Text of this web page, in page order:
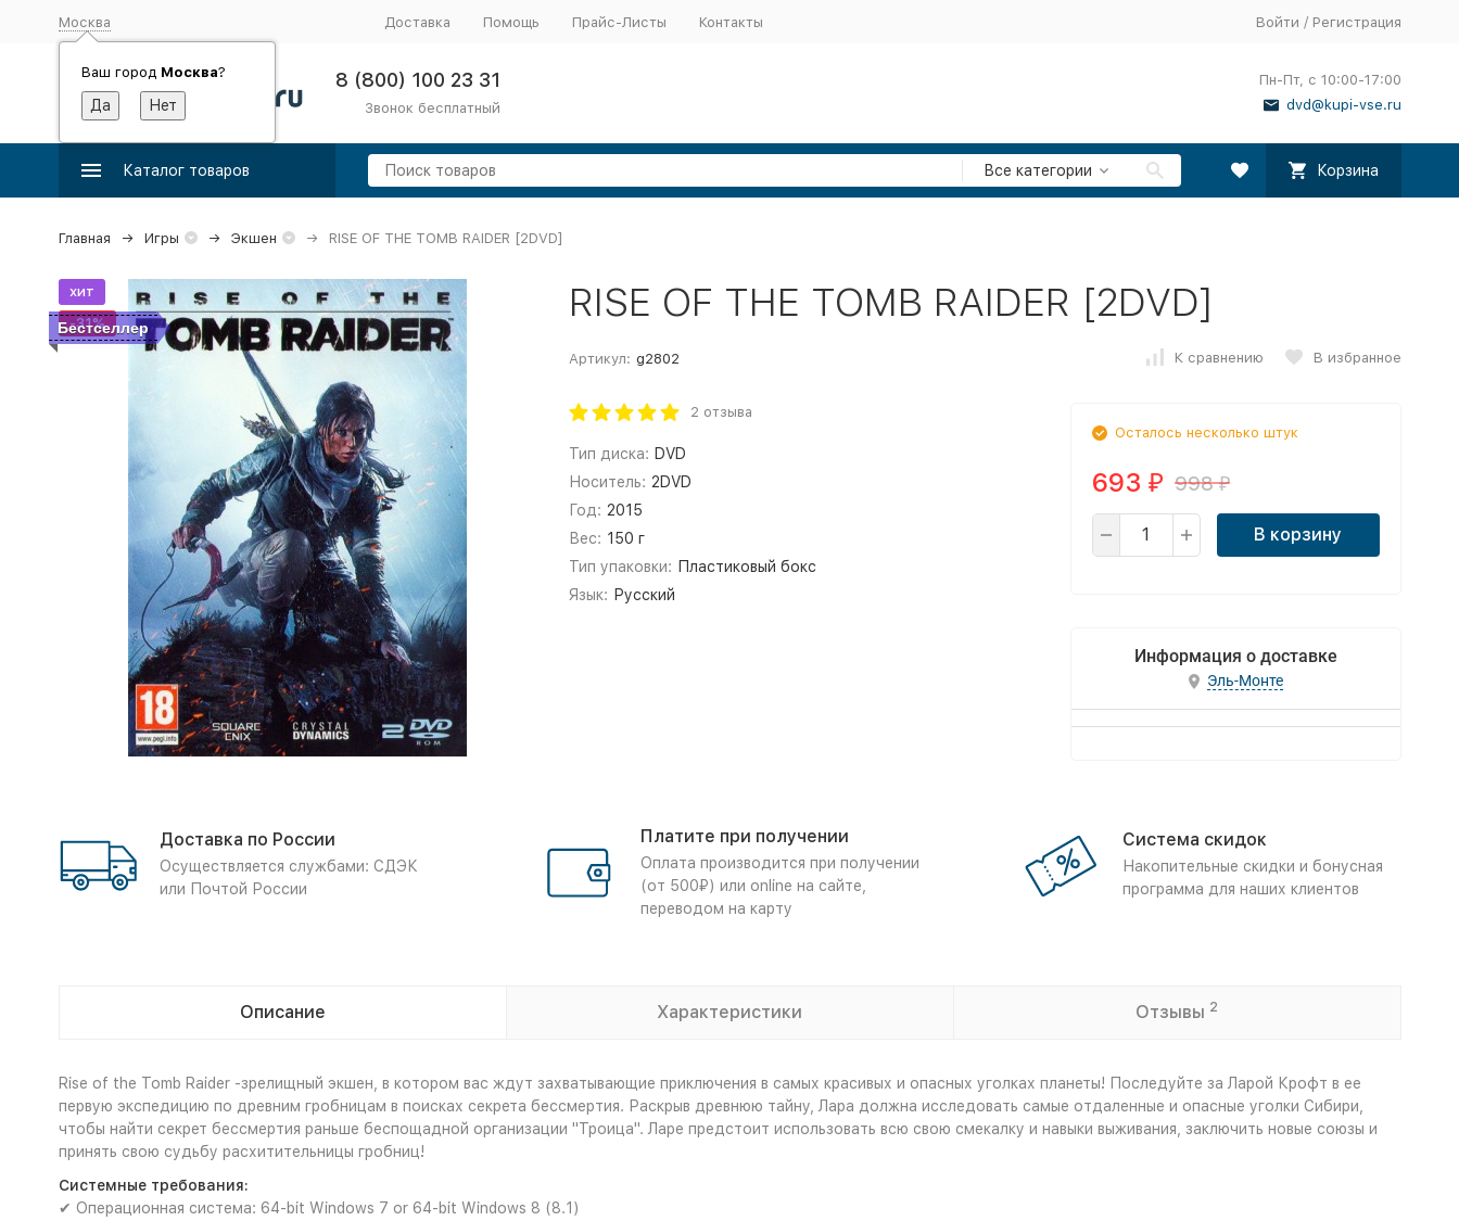
Москва
Ваш город Москва?
Доставка Помощь Прайс-Листы Контакты Войти / Регистрация
8 (800) 100 23 31
Звонок бесплатный
Пн-Пт, с 10:00-17:00
dvd@kupi-vse.ru
Каталог товаров Все категории Корзина
Главная Игры Экшен RISE OF THE TOMB RAIDER [2DVD]
хит
-31%
Бестселлер
RISE OF THE TOMB RAIDER [2DVD]
Артикул: g2802 К сравнению В избранное
2 отзыва
Тип диска: DVD
Носитель: 2DVD
Год: 2015
Вес: 150 г
Тип упаковки: Пластиковый бокс
Язык: Русский
Осталось несколько штук
693 ₽ 998₽
В корзину
Информация о доставке
Эль-Монте
Доставка по России
Осуществляется службами: СДЭК
или Почтой России
Платите при получении
Оплата производится при получении
(от 500₽) или online на сайте,
переводом на карту
Система скидок
Накопительные скидки и бонусная
программа для наших клиентов
Описание Характеристики Отзывы 2
Rise of the Tomb Raider -зрелищный экшен, в котором вас ждут захватывающие приключения в самых красивых и опасных уголках планеты! Последуйте за Ларой Крофт в ее
первую экспедицию по древним гробницам в поисках секрета бессмертия. Раскрыв древнюю тайну, Лара должна исследовать самые отдаленные и опасные уголки Сибири,
чтобы найти секрет бессмертия раньше беспощадной организации "Троица". Ларе предстоит использовать всю свою смекалку и навыки выживания, заключить новые союзы и
принять свою судьбу расхитительницы гробниц!
Системные требования:
✔ Операционная система: 64-bit Windows 7 or 64-bit Windows 8 (8.1)